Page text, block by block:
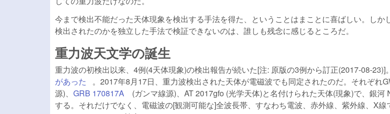
今まで検出不能だった天体現象を検出する手法を得た、ということはまことに喜ばしい。しか
検出されたのかを独立した手法で検証できないのは、誰しも残念に感じるところだ。
重力波天文学の誕生
重力波の初検出以来、4例(4天体現象)の検出報告が続いた[注: 原版の3例から訂正(2017-08-23)]
があった (link is external)
。2017年8月17日、重力波検出された天体が電磁波でも同定されたのだ。それぞれ
源)、 GRB 170817A (link is external)
(ガンマ線源)、AT 2017gfo (光学天体)と名付けられた天体(現象)で、銀河
する。それだけでなく、電磁波の[観測可能な]全波長帯、すなわち電波、赤外線、紫外線、X線